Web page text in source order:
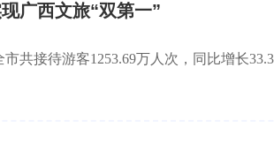
广西文旅“双第一”
共接待游客1253.69万人次，同比增长